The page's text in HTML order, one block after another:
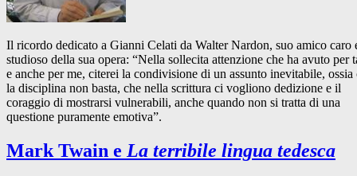
Il ricordo dedicato a Gianni Celati da Walter Nardon, suo amico caro
studioso della sua opera: “Nella sollecita attenzione che ha avuto per
e anche per me, citerei la condivisione di un assunto inevitabile, ossia
la disciplina non basta, che nella scrittura ci vogliono dedizione e il
coraggio di mostrarsi vulnerabili, anche quando non si tratta di una
questione puramente emotiva”.
Mark Twain e La terribile lingua tedesca